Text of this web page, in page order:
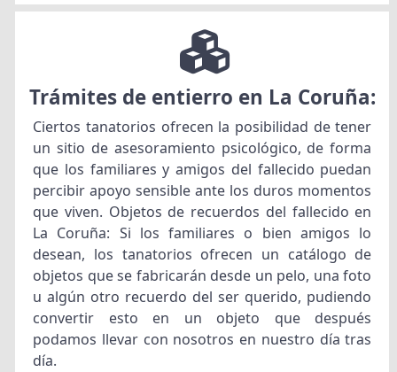
Trámites de entierro en La Coruña:
Ciertos tanatorios ofrecen la posibilidad de tener
un sitio de asesoramiento psicológico, de forma
que los familiares y amigos del fallecido puedan
percibir apoyo sensible ante los duros momentos
que viven. Objetos de recuerdos del fallecido en
La Coruña: Si los familiares o bien amigos lo
desean, los tanatorios ofrecen un catálogo de
objetos que se fabricarán desde un pelo, una foto
u algún otro recuerdo del ser querido, pudiendo
convertir esto en un objeto que después
podamos llevar con nosotros en nuestro día tras
día.